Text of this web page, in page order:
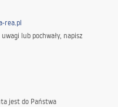
rea.pl
lub pochwały, napisz
jest do Państwa